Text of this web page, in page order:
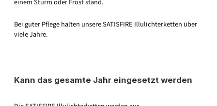
Bei guter Pflege halten unsere SATISFIRE Illulichterketten über
viele Jahre.
Kann das gesamte Jahr eingesetzt werden